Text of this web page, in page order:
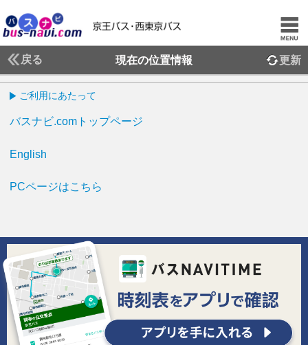
戻る 現在の位置情報 更新
ご利用にあたって
バスナビ.comトップページ
English
PCページはこちら